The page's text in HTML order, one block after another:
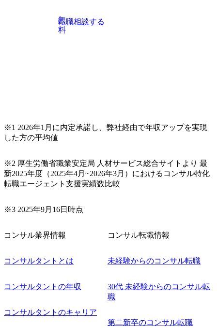
上位職のコンサルタントだけでなく、メンバークラスのコ
ンサルタントも登壇しますので、当社へ気になることや転
職後のご不安な事はその場でご質問いただけますので、ぜ
承ください。 【服装・持ち物】 ・特になし カジュアルな服
装でご参加ください。 【募集ポジション】 ITコンサルタン
定 ・全社デジタルトランスフォーメーション企画構想 ・業
務/組織/システムの現状分析/RPA選定/導入/実装 ・プライベ
ート/パブリッククラウド導入 ・AI活用による業務効率化/
企画 ・Disruptive Technologyを活用した新規事業の立案/推
上げていきたい ・サービスやソリューションに捉われず、
でのプロジェクトに参画し、自身のスキルアップを図りた
規事業開発にも興味があり、ゆくゆくはチャレンジしてみ
無
料
転職相談する
※1 2026年1月に内定承諾し、弊社経由で年収アップを実現
した方の平均値
※2 厚生労働省職業安定局 人材サービス総合サイトより 最
新2025年度（2025年4月~2026年3月）におけるコンサル特化
転職エージェント支援実績数比較
※3 2025年9月16日時点
コンサル業界情報
コンサルタントとは
コンサルタントの年収
コンサルタントのキャリア
コンサル転職情報
未経験からのコンサル転職
30代 未経験からのコンサル転
職
第二新卒のコンサル転職